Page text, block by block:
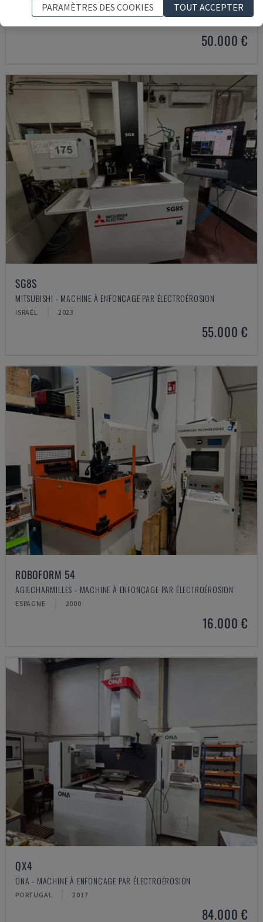
AGIE - MACHINE À ENFONÇAGE PAR ÉLECTROÉROSION
50.000 €
SG8S
MITSUBISHI - MACHINE À ENFONÇAGE PAR ÉLECTROÉROSION
ISRAËL 2023
55.000 €
ROBOFORM 54
AGIECHARMILLES - MACHINE À ENFONÇAGE PAR ÉLECTROÉROSION
ESPAGNE 2000
16.000 €
QX4
ONA - MACHINE À ENFONÇAGE PAR ÉLECTROÉROSION
PORTUGAL 2017
84.000 €
PARAMÈTRES DES COOKIES
TOUT ACCEPTER